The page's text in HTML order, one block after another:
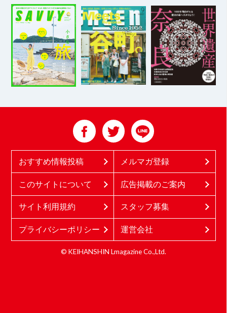
おすすめ情報投稿 メルマガ登録
このサイトについて 広告掲載のご案内
サイト利用規約 スタッフ募集
プライバシーポリシー 運営会社
© KEIHANSHIN Lmagazine Co.,Ltd.